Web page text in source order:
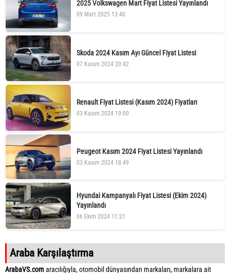
2025 Volkswagen Mart Fiyat Listesi Yayınlandı
09 Mart 2025 13:40
Skoda 2024 Kasım Ayı Güncel Fiyat Listesi
07 Kasım 2024 20:42
Renault Fiyat Listesi (Kasım 2024) Fiyatları
03 Kasım 2024 19:00
Peugeot Kasım 2024 Fiyat Listesi Yayınlandı
03 Kasım 2024 18:49
Hyundai Kampanyalı Fiyat Listesi (Ekim 2024)
Yayınlandı
06 Ekim 2024 11:21
Araba Karşılaştırma
ArabaVS.comaracılığıyla, otomobil dünyasından markaları, markalara ait